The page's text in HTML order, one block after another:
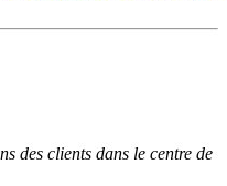
des clients dans le centre de